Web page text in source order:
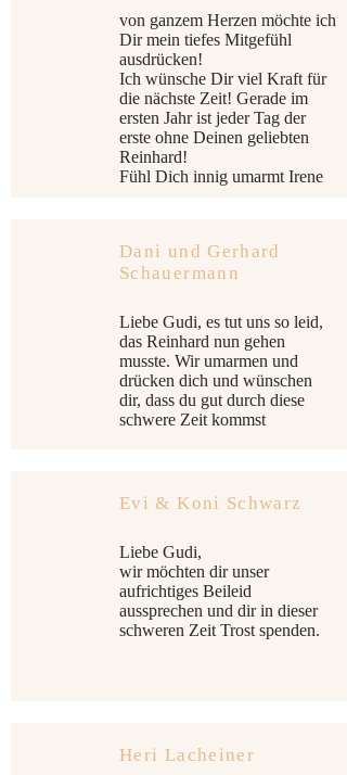
von ganzem Herzen möchte ich
Dir mein tiefes Mitgefühl
ausdrücken!
Ich wünsche Dir viel Kraft für
die nächste Zeit! Gerade im
ersten Jahr ist jeder Tag der
erste ohne Deinen geliebten
Reinhard!
Fühl Dich innig umarmt Irene
Dani und Gerhard
Schauermann
Liebe Gudi, es tut uns so leid,
das Reinhard nun gehen
musste. Wir umarmen und
drücken dich und wünschen
dir, dass du gut durch diese
schwere Zeit kommst
Evi & Koni Schwarz
Liebe Gudi,
wir möchten dir unser
aufrichtiges Beileid
aussprechen und dir in dieser
schweren Zeit Trost spenden.
Heri Lacheiner